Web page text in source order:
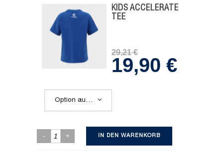
KIDS ACCELERATE
TEE
29,21€
Ursprünglicher
19,90 €
Option auswählen
IN DEN WARENKORB